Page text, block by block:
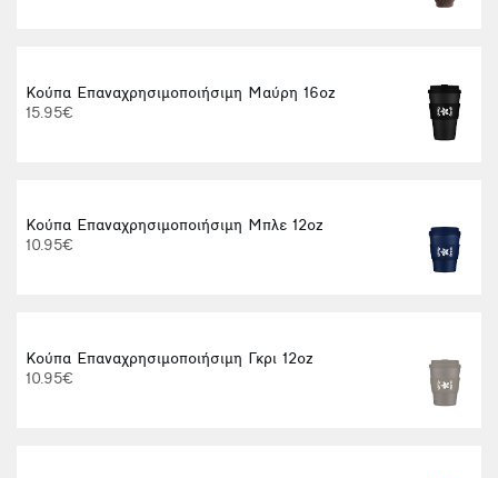
Κούπα Επαναχρησιμοποιήσιμη Μαύρη 16oz
15.95€
Κούπα Επαναχρησιμοποιήσιμη Μπλε 12oz
10.95€
Κούπα Επαναχρησιμοποιήσιμη Γκρι 12oz
10.95€